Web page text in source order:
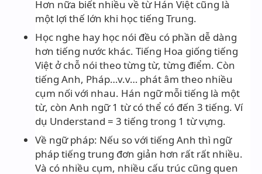
Hơn nữa biết nhiều về từ Hán Việt cũng là
một lợi thế lớn khi học tiếng Trung.
Học nghe hay học nói đều có phần dễ dàng
hơn tiếng nước khác. Tiếng Hoa giống tiếng
Việt ở chỗ nói theo từng từ, từng điểm. Còn
tiếng Anh, Pháp…v.v… phát âm theo nhiều
cụm nối với nhau. Hán ngữ mỗi tiếng là một
từ, còn Anh ngữ 1 từ có thể có đến 3 tiếng. Ví
dụ Understand = 3 tiếng trong 1 từ vựng.
Về ngữ pháp: Nếu so với tiếng Anh thì ngữ
pháp tiếng trung đơn giản hơn rất rất nhiều.
Và có nhiều cụm, nhiều cấu trúc cũng quen